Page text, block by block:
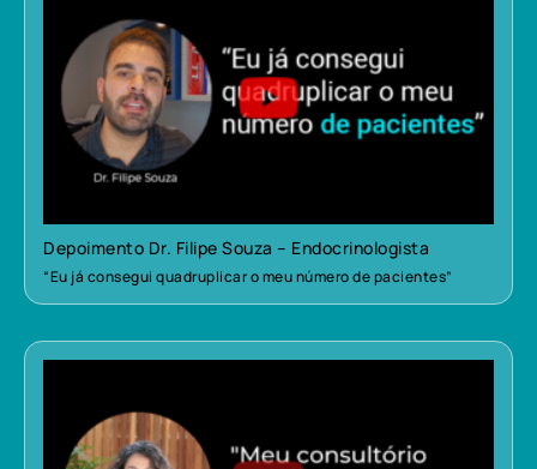
Depoimento Dr. Filipe Souza – Endocrinologista
“Eu já consegui quadruplicar o meu número de pacientes”